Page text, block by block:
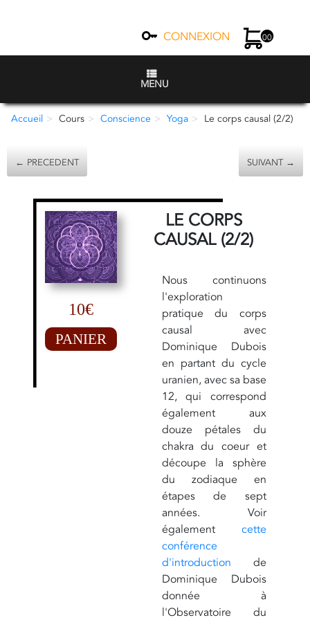
CONNEXION 00
MENU
Accueil Cours Conscience Yoga Le corps causal (2/2)
← PRECEDENT SUIVANT →
10€
PANIER
LE CORPS
CAUSAL (2/2)
Nous continuons
l'exploration
pratique du corps
causal avec
Dominique Dubois
en partant du cycle
uranien, avec sa base
12, qui correspond
également aux
douze pétales du
chakra du coeur et
découpe la sphère
du zodiaque en
étapes de sept
années. Voir
égalementcette
conférence
d'introduction de
Dominique Dubois
donnée à
l'Observatoire du